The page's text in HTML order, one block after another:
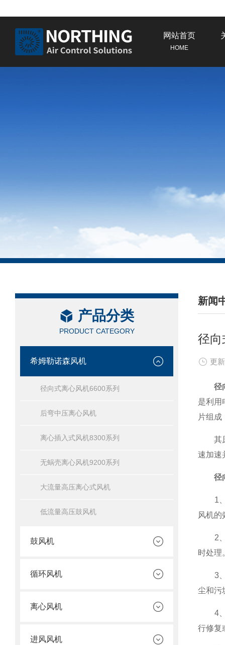
网站首页
HOME
产品分类
PRODUCT CATEGORY
希姆勒诺森风机
径向式离心风机6600系列
后弯中压离心风机
离心插入式风机8300系列
无蜗壳离心风机9200系列
大流量高压离心式风机
低流量高压鼓风机
鼓风机
循环风机
离心风机
进风风机
新闻
/
径向
更
径
是利用
片组
其原
速加速
径
1、
风机的
2、
时处理
3、
尘和污
4、
行修复